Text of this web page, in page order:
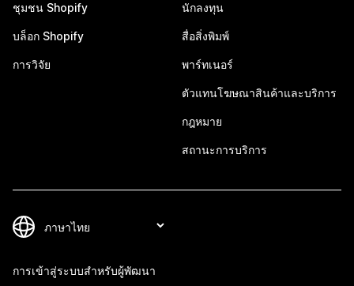
ชุมชน Shopify
บล็อก Shopify
การวิจัย
นักลงทุน
สื่อสิ่งพิมพ์
พาร์ทเนอร์
ตัวแทนโฆษณาสินค้าและบริการ
กฎหมาย
สถานะการบริการ
การเข้าสู่ระบบสำหรับผู้พัฒนา